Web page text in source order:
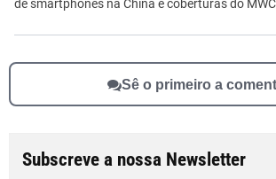
de smartphones na China e coberturas do MWC
Sê o primeiro a
Subscreve a nossa Newsletter